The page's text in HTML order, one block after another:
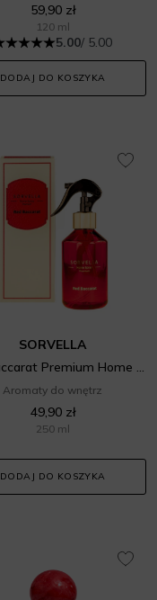
59,90 zł
120 ml
5.00/ 5.00
DODAJ DO KOSZYKA
SORVELLA
Red Baccarat Premium Home Spray
Aromaty do wnętrz
49,90 zł
250 ml
DODAJ DO KOSZYKA